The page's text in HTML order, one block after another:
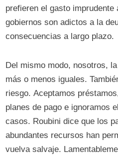
prefieren el gasto
gobiernos son adictos a la
consecuencias a largo plazo.
Del mismo modo, nosotros,
más o menos iguales.
riesgo. Aceptamos
planes de pago e ignoramos
casos. Roubini dice que los
abundantes recursos han
vuelva salvaje.